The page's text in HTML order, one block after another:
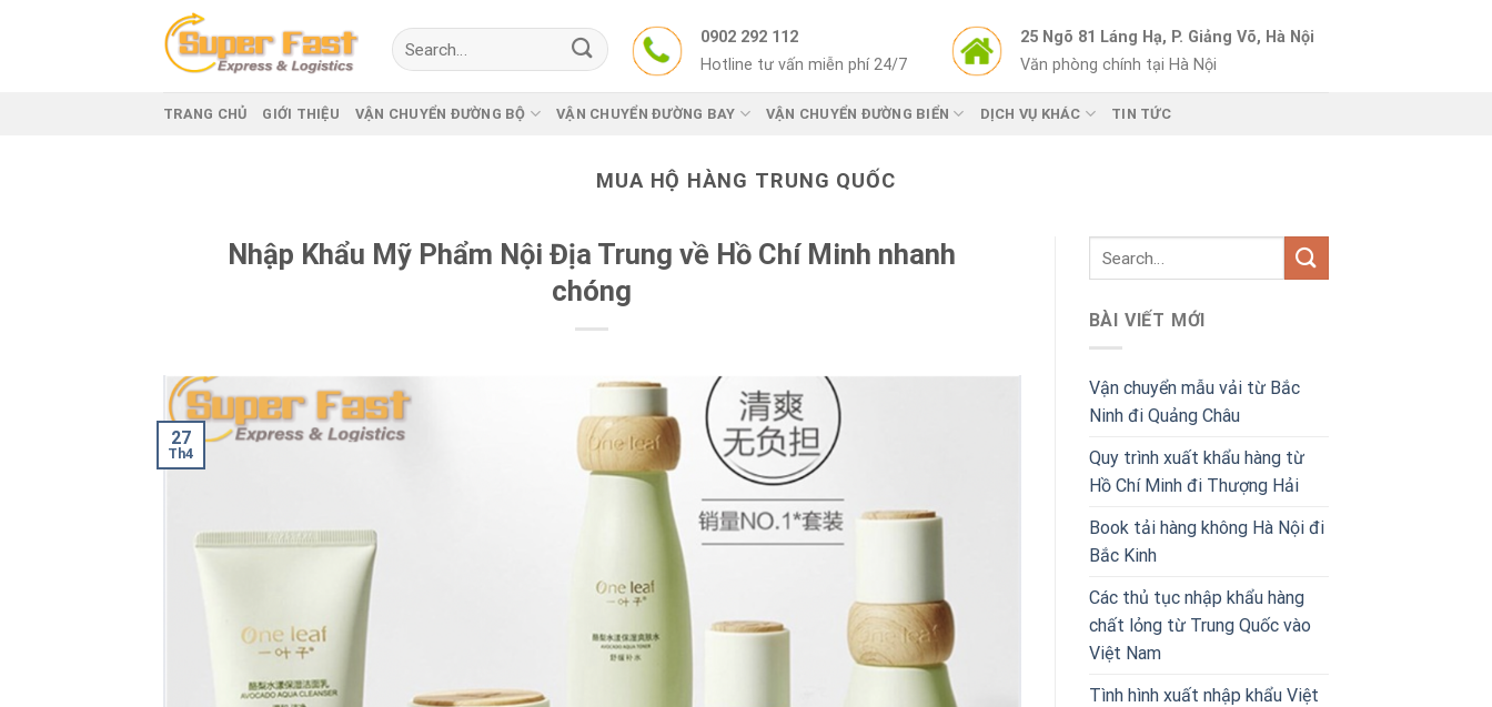
0902 292 112
Hotline tư vấn miễn phí 24/7
25 Ngõ 81 Láng Hạ, P. Giảng Võ, Hà Nội
Văn phòng chính tại Hà Nội
TRANG CHỦ GIỚI THIỆU VẬN CHUYỂN ĐƯỜNG BỘ VẬN CHUYỂN ĐƯỜNG BAY VẬN CHUYỂN ĐƯỜNG BIỂN DỊCH VỤ KHÁC TIN TỨC
MUA HỘ HÀNG TRUNG QUỐC
Nhập Khẩu Mỹ Phẩm Nội Địa Trung về Hồ Chí Minh nhanh
chóng
27
Th4
BÀI VIẾT MỚI
Vận chuyển mẫu vải từ Bắc
Ninh đi Quảng Châu
Quy trình xuất khẩu hàng từ
Hồ Chí Minh đi Thượng Hải
Book tải hàng không Hà Nội đi
Bắc Kinh
Các thủ tục nhập khẩu hàng
chất lỏng từ Trung Quốc vào
Việt Nam
Tình hình xuất nhập khẩu Việt